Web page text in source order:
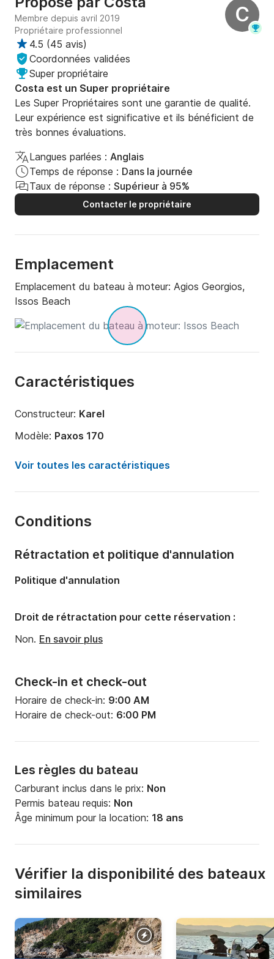
- Canapé-lit convertible
- Équipement de sécurité obligatoire (gilets de
sauvetage, fusées de détresse, fumigènes et
extincteur)
- Ancre
C
Membre depuis avril 2019
Propriétaire professionnel
4.5 (45 avis)
Coordonnées validées
Super propriétaire
Costa est un Super propriétaire
Les Super Propriétaires sont une garantie de qualité.
Leur expérience est significative et ils bénéficient de
très bonnes évaluations.
Langues parlées : Anglais
Temps de réponse : Dans la journée
Taux de réponse : Supérieur à 95%
Contacter le propriétaire
Emplacement
Emplacement du bateau à moteur: Agios Georgios,
Issos Beach
Caractéristiques
Constructeur: Karel
Modèle: Paxos 170
Puissance moteur:
30cv
Capacité à bord:
Voir toutes les caractéristiques
Conditions
Check-in et check-out
Horaire de check-in: 9:00 AM
Horaire de check-out: 6:00 PM
Les règles du bateau
Carburant inclus dans le prix: Non
Permis bateau requis: Non
Âge minimum pour la location: 18 ans
Rétractation et politique d'annulation
Politique d'annulation
Droit de rétractation pour cette réservation :
Non. En savoir plus
Vérifier la disponibilité des bateaux
similaires